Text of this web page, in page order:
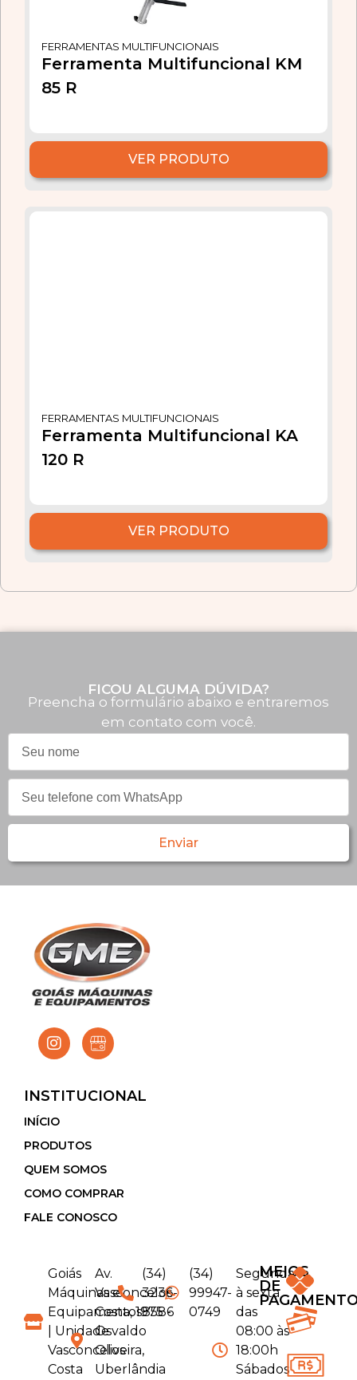
FERRAMENTAS MULTIFUNCIONAIS
Ferramenta Multifuncional KM
85 R
VER PRODUTO
FERRAMENTAS MULTIFUNCIONAIS
Ferramenta Multifuncional KA
120 R
VER PRODUTO
FICOU ALGUMA DÚVIDA?
Preencha o formulário abaixo e entraremos
em contato com você.
Enviar
INSTITUCIONAL
INÍCIO
PRODUTOS
QUEM SOMOS
COMO COMPRAR
FALE CONOSCO
Goiás
Máquinas e
Equipamentos
| Unidade
Vasconcelos
Costa
Av.
Vasconcelos
Costa, 1975 -
Osvaldo
Oliveira,
Uberlândia
(34)
3236-
8586
(34)
99947-
0749
Segunda
à sexta
das
08:00 às
18:00h
Sábados
MEIOS
DE